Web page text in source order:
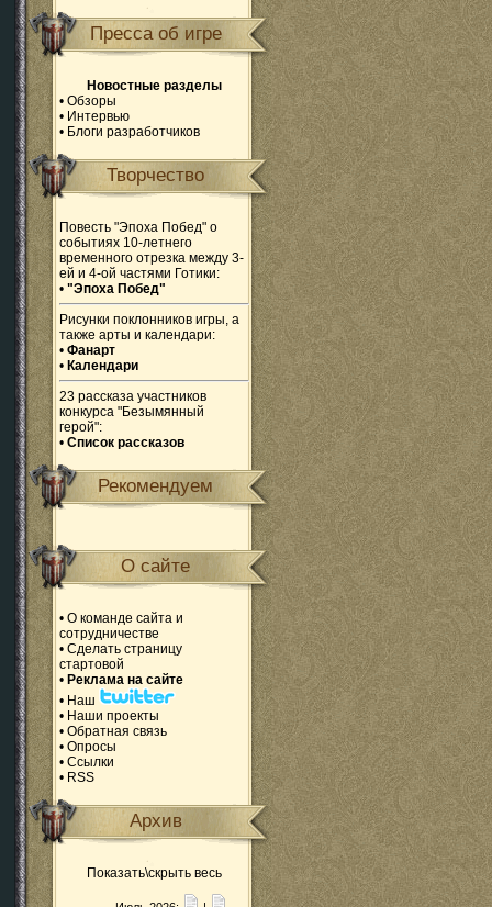
Пресса об игре
Новостные разделы
• Обзоры
• Интервью
• Блоги разработчиков
Творчество
Повесть "Эпоха Побед" о
событиях 10-летнего
временного отрезка между 3-
ей и 4-ой частями Готики:
• "Эпоха Побед"
Рисунки поклонников игры, а
также арты и календари:
• Фанарт
• Календари
23 рассказа участников
конкурса "Безымянный
герой":
• Список рассказов
Рекомендуем
О сайте
• О команде сайта и
сотрудничестве
• Сделать страницу
стартовой
• Реклама на сайте
• Наш
• Наши проекты
• Обратная связь
• Опросы
• Ссылки
• RSS
Архив
Показать\скрыть весь